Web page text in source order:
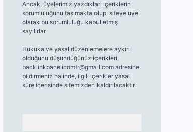
Ancak, üyelerimiz yazdıkları içeriklerin
sorumluluğunu taşımakta olup, siteye üye
olarak bu sorumluluğu kabul etmiş
sayılırlar.
Hukuka ve yasal düzenlemelere aykırı
olduğunu düşündüğünüz içerikleri,
backlinkpanelicomtr@gmail.comadresine
bildirmeniz halinde, ilgili içerikler yasal
süre içerisinde sitemizden kaldırılacaktır.